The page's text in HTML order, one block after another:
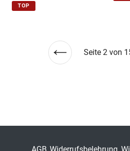
TOP
Vorherige
Seite 2 von